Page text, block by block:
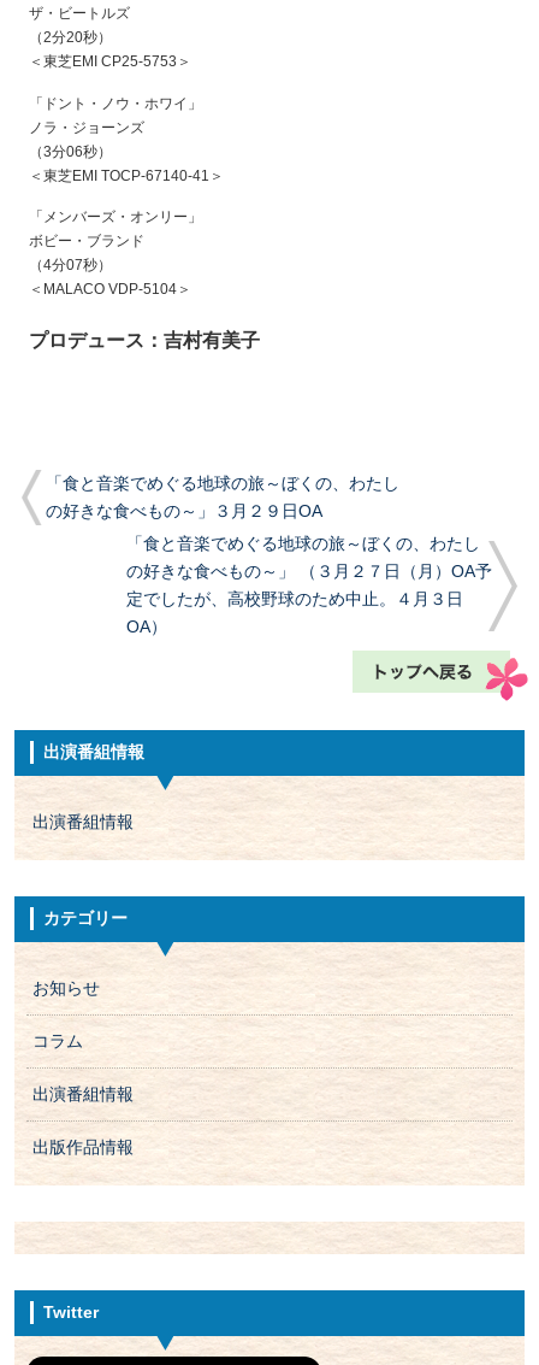
ザ・ビートルズ
（2分20秒）
＜東芝EMI CP25-5753＞
「ドント・ノウ・ホワイ」
ノラ・ジョーンズ
（3分06秒）
＜東芝EMI TOCP-67140-41＞
「メンバーズ・オンリー」
ボビー・ブランド
（4分07秒）
＜MALACO VDP-5104＞
プロデュース：吉村有美子
「食と音楽でめぐる地球の旅～ぼくの、わたし
の好きな食べもの～」３月２９日OA
「食と音楽でめぐる地球の旅～ぼくの、わたし
の好きな食べもの～」 （３月２７日（月）OA予
定でしたが、高校野球のため中止。４月３日
OA）
出演番組情報
出演番組情報
カテゴリー
お知らせ
コラム
出演番組情報
出版作品情報
Twitter